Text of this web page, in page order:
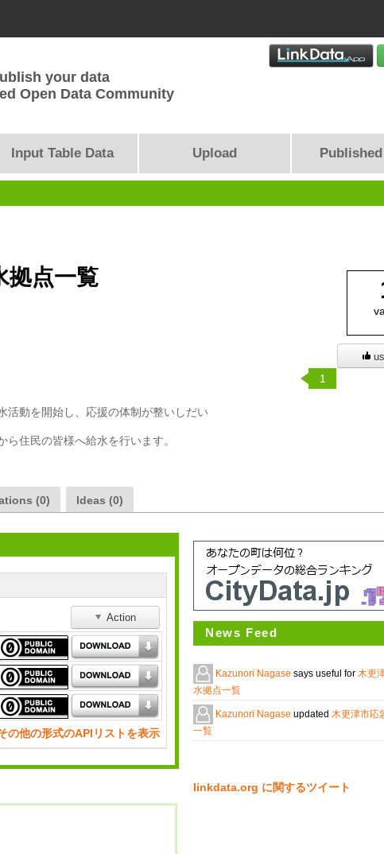
your data
Open Data Community
Input Table Data Upload
拠点一覧
活動を開始し、応援の体制が整いしだい
住民の皆様へ給水を行います。
1
(0) Ideas (0)
Action
の他の形式のAPIリストを表示
News Feed
Kazunori Nagase says useful for 木更
水拠点一覧
Kazunori Nagase updated 木更津市応
一覧
linkdata.org に関するツイート